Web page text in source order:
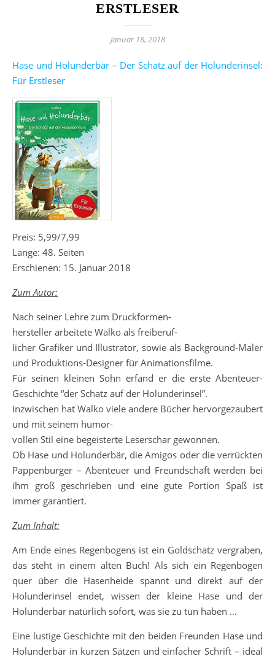
ERSTLESER
Januar 18, 2018
Hase und Holunderbär – Der Schatz auf der Holunderinsel:
Für Erstleser
Preis: 5,99/7,99
Länge: 48. Seiten
Erschienen: 15. Januar 2018
Zum Autor:
Nach seiner Lehre zum Druckformen-
hersteller arbeitete Walko als freiberuf-
licher Grafiker und Illustrator, sowie als Background-Maler
und Produktions-Designer für Animationsfilme.
Für seinen kleinen Sohn erfand er die erste Abenteuer-
Geschichte “der Schatz auf der Holunderinsel”.
Inzwischen hat Walko viele andere Bücher hervorgezaubert
und mit seinem humor-
vollen Stil eine begeisterte Leserschar gewonnen.
Ob Hase und Holunderbär, die Amigos oder die verrückten
Pappenburger – Abenteuer und Freundschaft werden bei
ihm groß geschrieben und eine gute Portion Spaß ist
immer garantiert.
Zum Inhalt:
Am Ende eines Regenbogens ist ein Goldschatz vergraben,
das steht in einem alten Buch! Als sich ein Regenbogen
quer über die Hasenheide spannt und direkt auf der
Holunderinsel endet, wissen der kleine Hase und der
Holunderbär natürlich sofort, was sie zu tun haben …
Eine lustige Geschichte mit den beiden Freunden Hase und
Holunderbär in kurzen Sätzen und einfacher Schrift – ideal